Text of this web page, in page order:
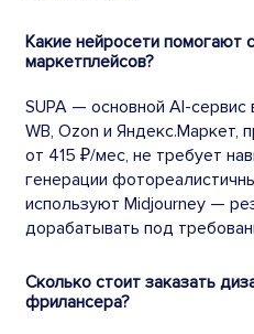
Какие нейросети помогают
маркетплейсов?
SUPA — основной AI-сервис
WB, Ozon и Яндекс.Маркет,
от 415 ₽/мес, не требует
генерации
используют Midjourney —
дорабатывать под
Сколько стоит заказать
фрилансера?